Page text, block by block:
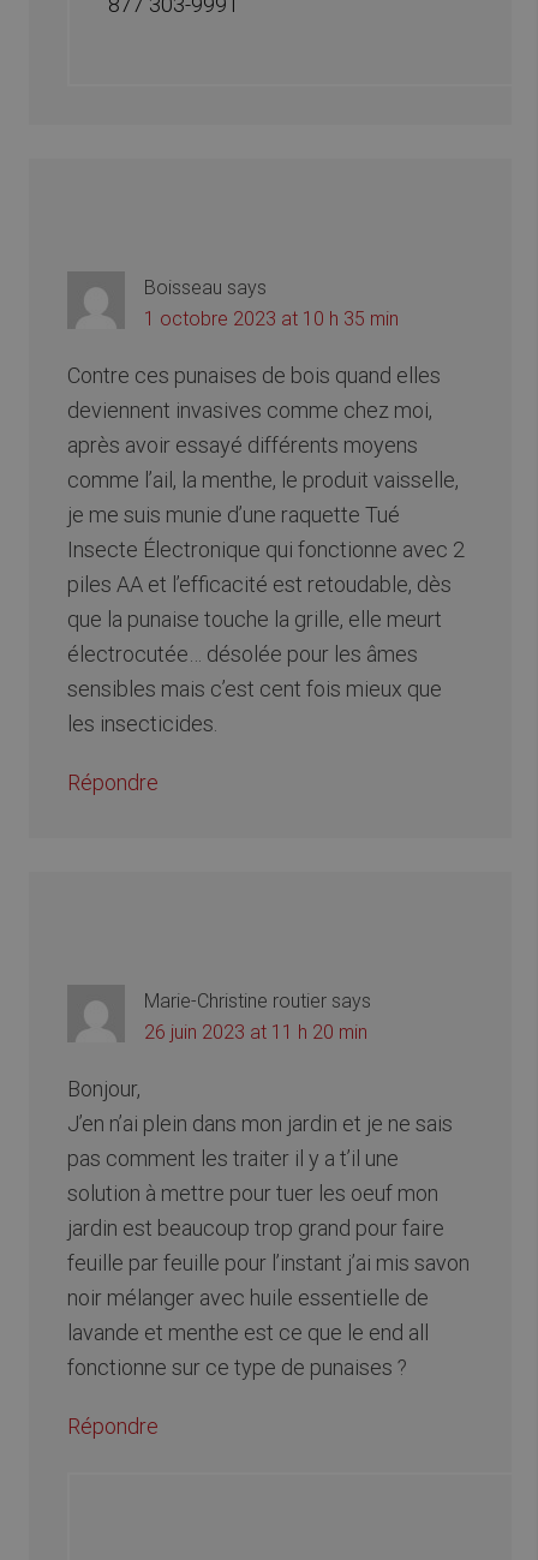
Boisseau says
1 octobre 2023 at 10 h 35 min
Contre ces punaises de bois quand elles
deviennent invasives comme chez moi,
après avoir essayé différents moyens
comme l’ail, la menthe, le produit vaisselle,
je me suis munie d’une raquette Tué
Insecte Électronique qui fonctionne avec 2
piles AA et l’efficacité est retoudable, dès
que la punaise touche la grille, elle meurt
électrocutée… désolée pour les âmes
sensibles mais c’est cent fois mieux que
les insecticides.
Répondre
Marie-Christine routier says
26 juin 2023 at 11 h 20 min
Bonjour,
J’en n’ai plein dans mon jardin et je ne sais
pas comment les traiter il y a t’il une
solution à mettre pour tuer les oeuf mon
jardin est beaucoup trop grand pour faire
feuille par feuille pour l’instant j’ai mis savon
noir mélanger avec huile essentielle de
lavande et menthe est ce que le end all
fonctionne sur ce type de punaises ?
Répondre